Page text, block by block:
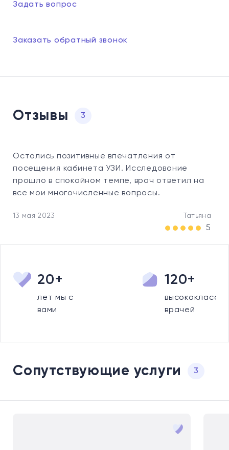
Задать вопрос
Заказать обратный звонок
Отзывы 3
Остались позитивные впечатления от
посещения кабинета УЗИ. Исследование
прошло в спокойном темпе, врач ответил на
все мои многочисленные вопросы.
13 мая 2023 Татьяна
5
20+
лет мы с
вами
120+
врачей
Сопутствующие услуги 3